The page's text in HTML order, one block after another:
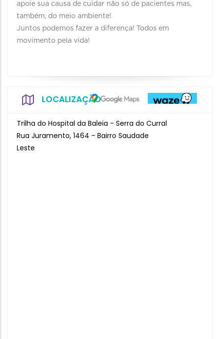
apoie sua causa de cuidar não só de pacientes mas,
também, do meio ambiente!
Juntos podemos fazer a diferença! Todos em
movimento pela vida!
LOCALIZAÇÃO
Trilha do Hospital da Baleia - Serra do Curral
Rua Juramento, 1464 - Bairro Saudade
Leste